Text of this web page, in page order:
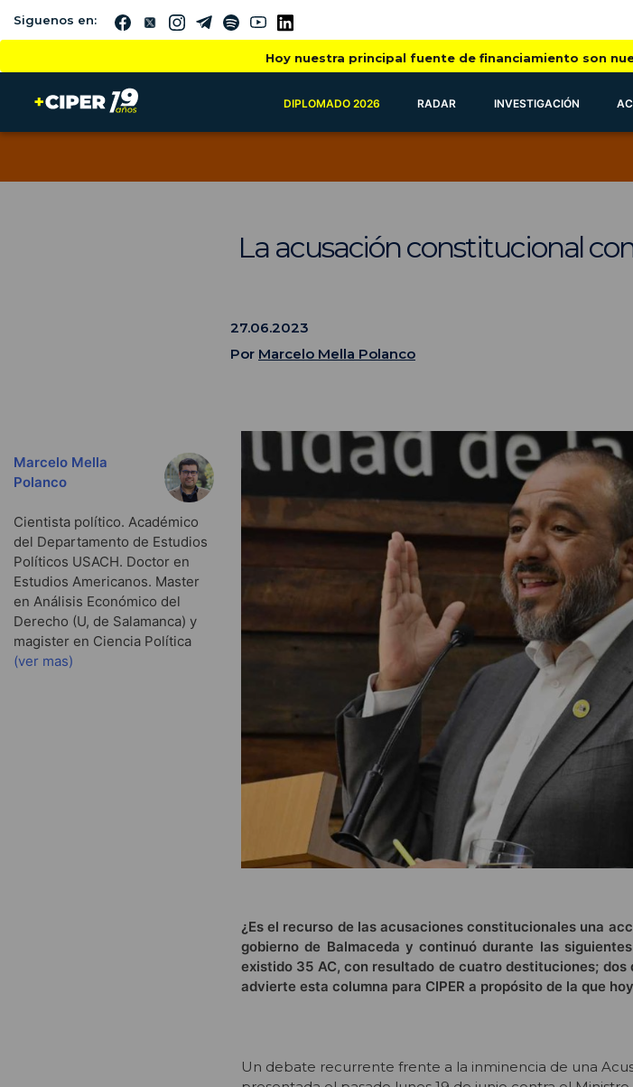
Siguenos en:
Hoy nuestra principal fuente de financiamiento son
DIPLOMADO 2026 RADAR INVESTIGACIÓN
La acusación constitucional
27.06.2023
Por Marcelo Mella Polanco
Marcelo Mella
Polanco
Cientista político. Académico
del Departamento de Estudios
Políticos USACH. Doctor en
Estudios Americanos. Master
en Análisis Económico del
Derecho (U, de Salamanca) y
magister en Ciencia Política
(ver mas)
¿Es el recurso de las acusaciones constitucionales una
gobierno de Balmaceda y continuó durante las
existido 35 AC, con resultado de cuatro destituciones; dos
advierte esta columna para CIPER a propósito de la que
U n debate recurrente frente a la inminencia de una